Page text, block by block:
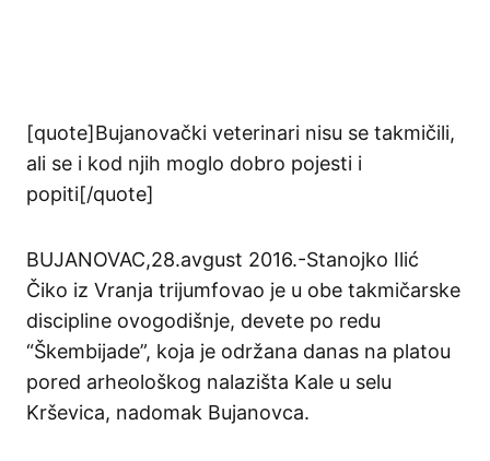
[quote]Bujanovački veterinari nisu se takmičili,
ali se i kod njih moglo dobro pojesti i
popiti[/quote]
BUJANOVAC,28.avgust 2016.-Stanojko Ilić
Čiko iz Vranja trijumfovao je u obe takmičarske
discipline ovogodišnje, devete po redu
“Škembijade”, koja je održana danas na platou
pored arheološkog nalazišta Kale u selu
Krševica, nadomak Bujanovca.